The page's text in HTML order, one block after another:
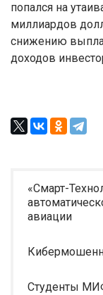
попался на
миллиардов
снижению
доходов
«Смарт-
авиации
Студенты